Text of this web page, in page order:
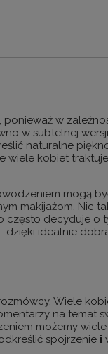
w
w subtelnej
naturalne
wiele kobiet
mogą
makijażom. Nic
często decyduje o
idealnie
Wiele
na temat
możemy wiele
spojrzenie i